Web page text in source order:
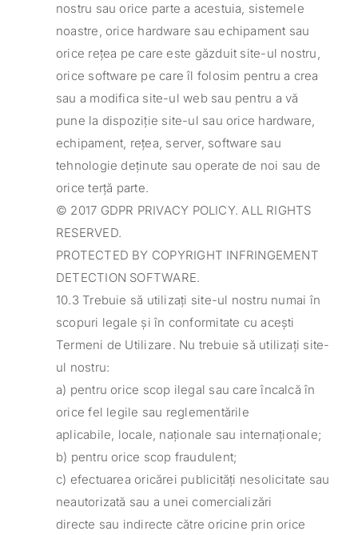
nostru sau orice parte a acestuia, sistemele
noastre, orice hardware sau echipament sau
orice rețea pe care este găzduit site-ul nostru,
orice software pe care îl folosim pentru a crea
sau a modifica site-ul web sau pentru a vă
pune la dispoziție site-ul sau orice hardware,
echipament, rețea, server, software sau
tehnologie deținute sau operate de noi sau de
orice terță parte.
© 2017 GDPR PRIVACY POLICY. ALL RIGHTS
RESERVED.
PROTECTED BY COPYRIGHT INFRINGEMENT
DETECTION SOFTWARE.
10.3 Trebuie să utilizați site-ul nostru numai în
scopuri legale și în conformitate cu acești
Termeni de Utilizare. Nu trebuie să utilizați site-
ul nostru:
a) pentru orice scop ilegal sau care încalcă în
orice fel legile sau reglementările
aplicabile, locale, naționale sau internaționale;
b) pentru orice scop fraudulent;
c) efectuarea oricărei publicități nesolicitate sau
neautorizată sau a unei comercializări
directe sau indirecte către oricine prin orice